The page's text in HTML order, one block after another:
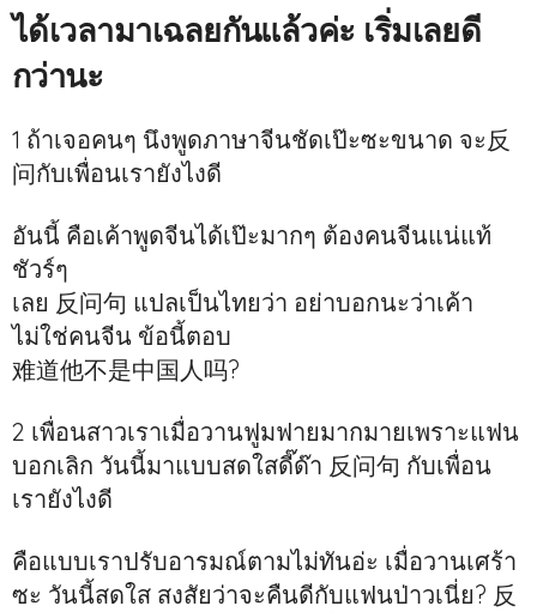
ได้เวลามาเฉลยกันแล้วค่ะ เริ่มเลยดี
กว่านะ
1 ถ้าเจอคนๆ นึงพูดภาษาจีนชัดเป๊ะซะขนาด จะ反
问กับเพื่อนเรายังไงดี
อันนี้ คือเค้าพูดจีนได้เป๊ะมากๆ ต้องคนจีนแน่แท้
ชัวร์ๆ
เลย 反问句 แปลเป็นไทยว่า อย่าบอกนะว่าเค้า
ไม่ใช่คนจีน ข้อนี้ตอบ
难道他不是中国人吗?
2 เพื่อนสาวเราเมื่อวานฟูมฟายมากมายเพราะแฟน
บอกเลิก วันนี้มาแบบสดใสดี๊ด๊า 反问句 กับเพื่อน
เรายังไงดี
คือแบบเราปรับอารมณ์ตามไม่ทันอ่ะ เมื่อวานเศร้า
ซะ วันนี้สดใส สงสัยว่าจะคืนดีกับแฟนป่าวเนี่ย? 反